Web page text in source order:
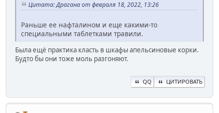
Цитата: Драгана от февраля 18, 2022, 13:26
Раньше ее нафталином и еще какими-то
специальными таблетками травили.
Была ещё практика класть в шкафы апельсиновые корки.
Будто бы они тоже моль разгоняют.
QQ ЦИТИРОВАТЬ